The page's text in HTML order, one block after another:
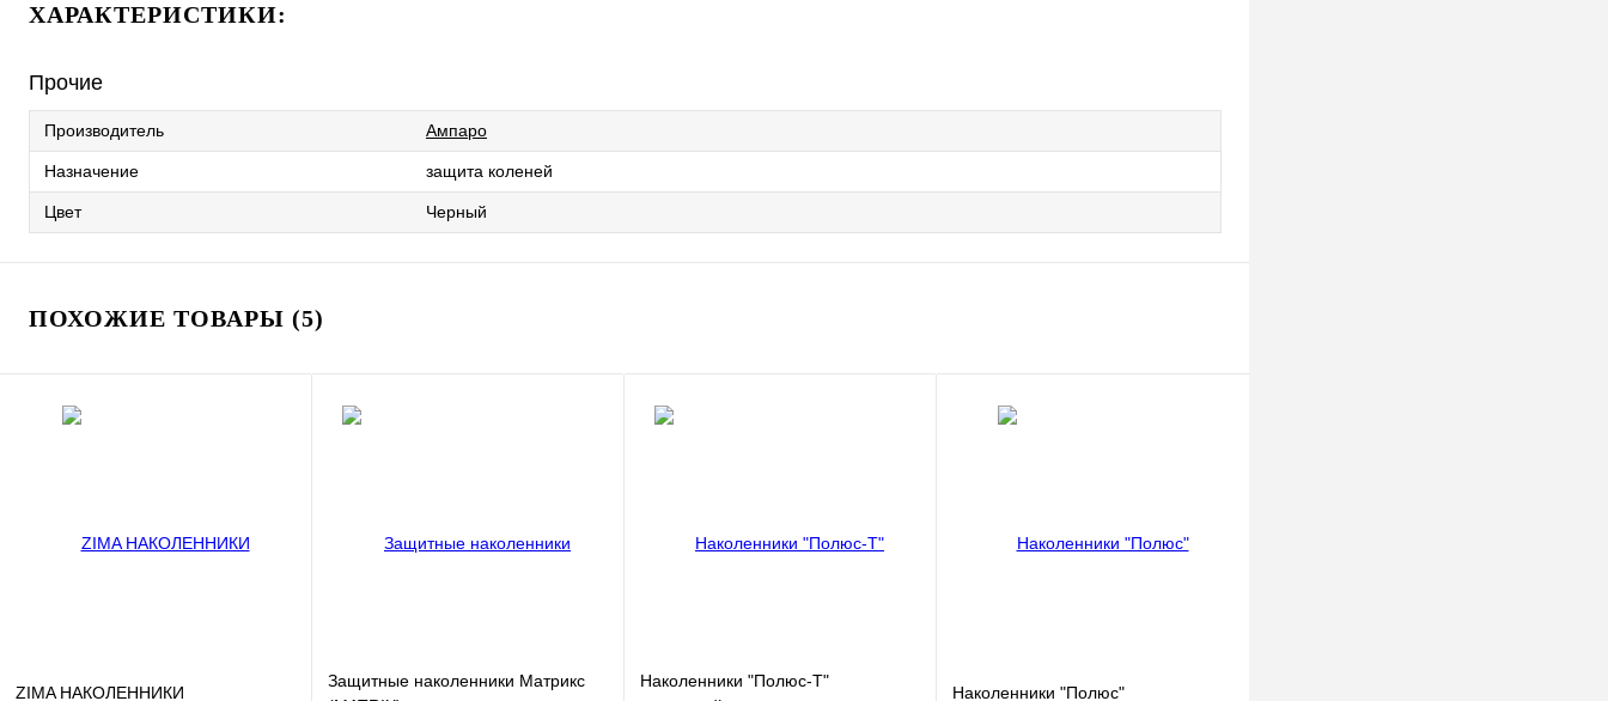
ХАРАКТЕРИСТИКИ:
Прочие
Производитель Ампаро
Назначение защита коленей
Цвет Черный
ПОХОЖИЕ ТОВАРЫ (5)
ZIMA НАКОЛЕННИКИ
Защитные наколенники Матрикс
Наколенники "Полюс-Т"
Наколенники "Полюс"